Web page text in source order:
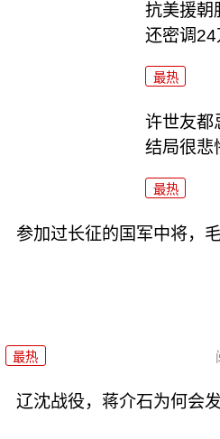
抗美援朝
还密调24
最热
许世友都
结局很悲
最热
参加过长征的国军中将，
最热
辽沈战役，蒋介石为何会